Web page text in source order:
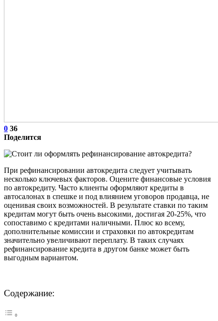
0 36
Поделится
При рефинансировании автокредита следует учитывать
несколько ключевых факторов. Оцените финансовые условия
по автокредиту. Часто клиенты оформляют кредиты в
автосалонах в спешке и под влиянием уговоров продавца, не
оценивая своих возможностей. В результате ставки по таким
кредитам могут быть очень высокими, достигая 20-25%, что
сопоставимо с кредитами наличными. Плюс ко всему,
дополнительные комиссии и страховки по автокредитам
значительно увеличивают переплату. В таких случаях
рефинансирование кредита в другом банке может быть
выгодным вариантом.
Содержание: